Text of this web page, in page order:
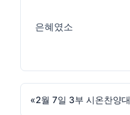
은혜였소
«2월 7일 3부 시온찬양